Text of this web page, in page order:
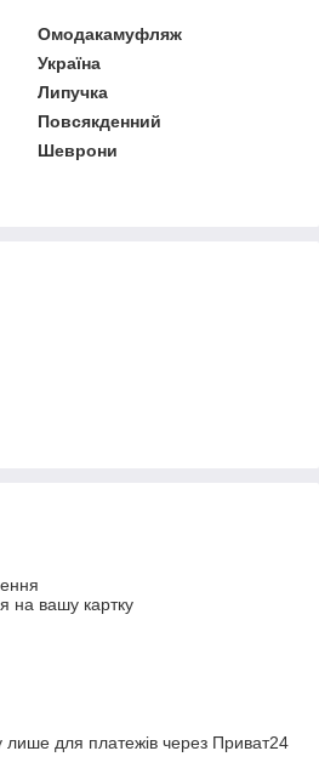
Омодакамуфляж
Україна
Липучка
Повсякденний
Шеврони
на вашу картку
лише для платежів через Приват24